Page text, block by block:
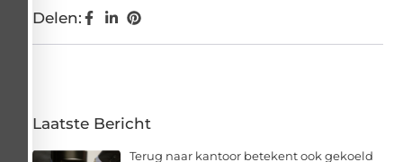
Delen:
Laatste Bericht
Terug naar kantoor betekent ook gekoeld